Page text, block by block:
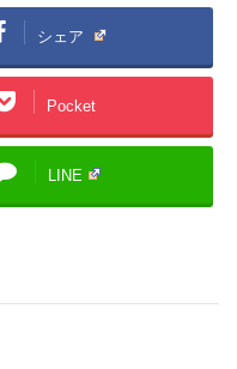
シェア
Pocket
LINE